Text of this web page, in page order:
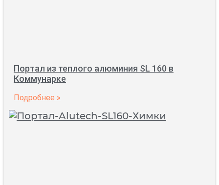
Портал из теплого алюминия SL 160 в
Коммунарке
Подробнее »